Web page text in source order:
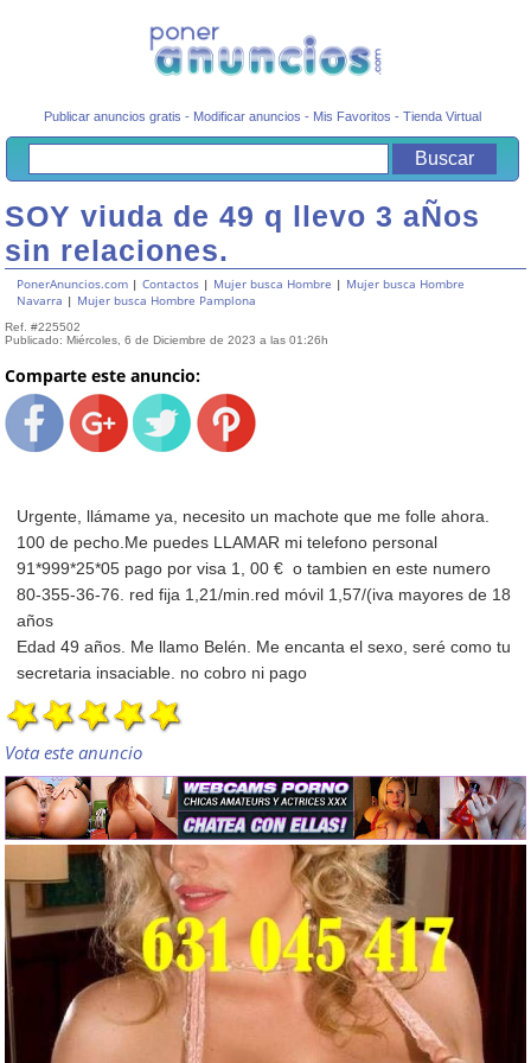
Publicar anuncios gratis - Modificar anuncios - Mis Favoritos -Tienda Virtual
SOY viuda de 49 q llevo 3 aÑos
sin relaciones.
PonerAnuncios.com |Contactos | Mujer busca Hombre | Mujer busca Hombre
Navarra | Mujer busca Hombre Pamplona
Ref. #225502
Publicado: Miércoles, 6 de Diciembre de 2023 a las 01:26h
Comparte este anuncio:
Urgente, llámame ya, necesito un machote que me folle ahora.
100 de pecho.Me puedes LLAMAR mi telefono personal
91*999*25*05 pago por visa 1, 00 € o tambien en este numero
80-355-36-76. red fija 1,21/min.red móvil 1,57/(iva mayores de 18
años
Edad 49 años. Me llamo Belén. Me encanta el sexo, seré como tu
secretaria insaciable. no cobro ni pago
Vota este anuncio